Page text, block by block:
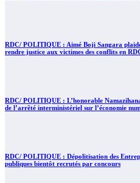
RDC/ POLITIQUE : Aimé Boji Sangara
rendre justice aux victimes des conflits en
RDC/ POLITIQUE : L’honorable
de l’arrêté interministériel sur l’économie
RDC/ POLITIQUE : Dépolitisation des
publiques bientôt recrutés par concours